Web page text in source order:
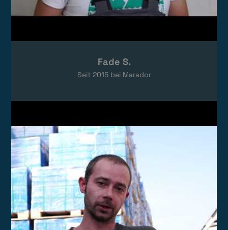
Das Video wird von YouTube eingebettet.
Es gelten die
Datenschutzerklärungen
Fade S.
Seit 2015bei Marador